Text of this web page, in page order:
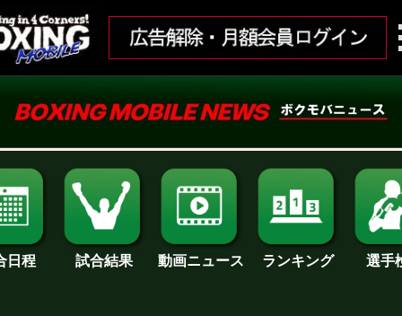
日程 試合結果 動画ニュース ランキング 選手